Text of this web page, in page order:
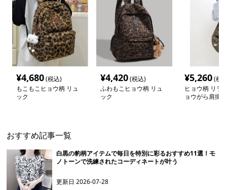
¥4,680(税込)
もこもこヒョウ柄 リュ
ック
¥4,420(税込)
ふわもこヒョウ柄 リュ
ック
¥5,260(税
ヒョウ柄 リラ
ョウがら肩掛
おすすめ記事一覧
白黒の豹柄アイテムで毎日を特別に彩るおすすめ11選！モ
ノトーンで洗練されたコーディネートが叶う
更新日2026-07-28